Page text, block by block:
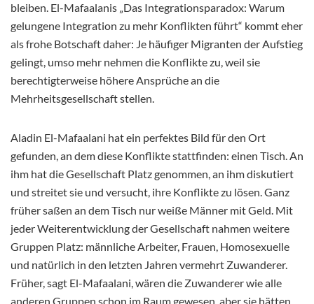
bleiben. El-Mafaalanis „Das Integrationsparadox: Warum
gelungene Integration zu mehr Konflikten führt“ kommt eher
als frohe Botschaft daher: Je häufiger Migranten der Aufstieg
gelingt, umso mehr nehmen die Konflikte zu, weil sie
berechtigterweise höhere Ansprüche an die
Mehrheitsgesellschaft stellen.
Aladin El-Mafaalani hat ein perfektes Bild für den Ort
gefunden, an dem diese Konflikte stattfinden: einen Tisch. An
ihm hat die Gesellschaft Platz genommen, an ihm diskutiert
und streitet sie und versucht, ihre Konflikte zu lösen. Ganz
früher saßen an dem Tisch nur weiße Männer mit Geld. Mit
jeder Weiterentwicklung der Gesellschaft nahmen weitere
Gruppen Platz: männliche Arbeiter, Frauen, Homosexuelle
und natürlich in den letzten Jahren vermehrt Zuwanderer.
Früher, sagt El-Mafaalani, wären die Zuwanderer wie alle
anderen Gruppen schon im Raum gewesen, aber sie hätten